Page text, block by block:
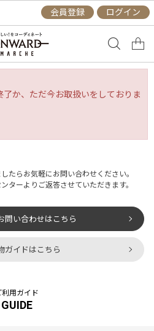
会員登録 ログイン
か、ただ今お取扱いをしておりま
たらお気軽にお問い合わせください。
ターよりご返答させていただきます。
問い合わせはこちら
ガイドはこちら
利用ガイド
GUIDE